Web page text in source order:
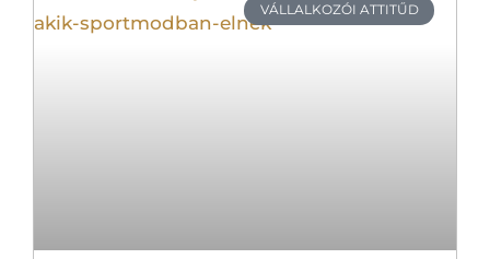
VÁLLALKOZÓI ATTITŰD